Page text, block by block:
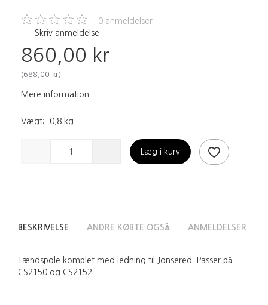
0 anmeldelser
Skriv anmeldelse
860,00 kr
(688,00 kr)
Mere information
Vægt: 0,8 kg
Læg i kurv
BESKRIVELSE ANDRE KØBTE OGSÅ ANMELDELSER
Tændspole komplet med ledning til Jonsered. Passer på
CS2150 og CS2152